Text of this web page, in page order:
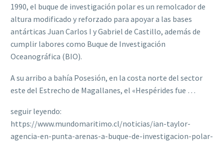
1990, el buque de investigación polar es un remolcador de
altura modificado y reforzado para apoyar a las bases
antárticas Juan Carlos I y Gabriel de Castillo, además de
cumplir labores como Buque de Investigación
Oceanográfica (BIO).
A su arribo a bahía Posesión, en la costa norte del sector
este del Estrecho de Magallanes, el «Hespérides fue …
seguir leyendo:
https://www.mundomaritimo.cl/noticias/ian-taylor-
agencia-en-punta-arenas-a-buque-de-investigacion-polar-